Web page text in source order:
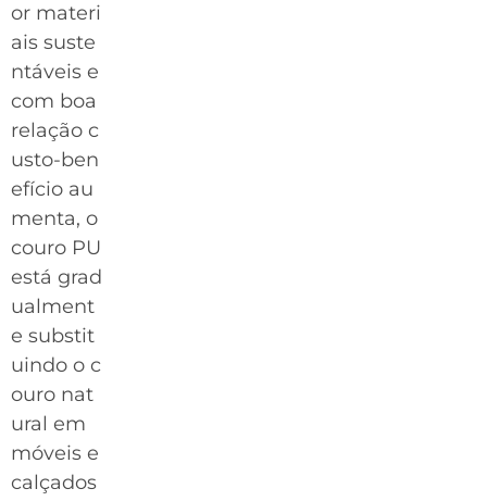
or materi
ais suste
ntáveis e
com boa
relação c
usto-ben
efício au
menta, o
couro PU
está grad
ualment
e substit
uindo o c
ouro nat
ural em
móveis e
calçados